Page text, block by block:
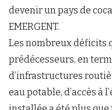
devenir un pays de
EMERGENT.
Les nombreux déficits
prédécesseurs, en
d’infrastructures
eau potable, d’accès à